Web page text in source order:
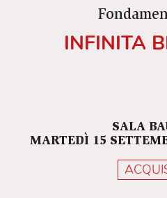
intima e stratificata, il
resistenza e possibilità.
INFINITA
SALA
MARTEDÌ 15